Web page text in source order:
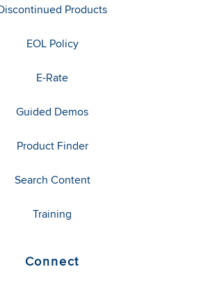
Products
EOL Policy
E-Rate
Guided Demos
Product Finder
Search Content
Training
Connect